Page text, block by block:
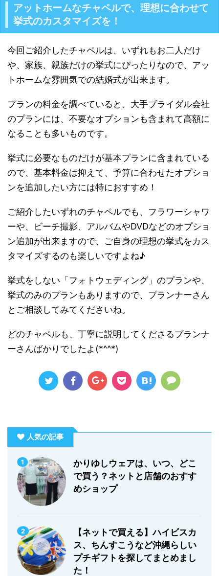
アットホームなチャペルで、理想に合わせて
挙式のカスタマイズを！
今回ご紹介したチャペルは、いずれもお二人だけ
や、家族、親族だけの挙式にぴったりなので、アッ
トホームな雰囲気での結婚式が出来ます。
プランの料金を調べていると、大手ブライダル会社
のプランには、不要なオプションも含まれて高額に
なることも多いものです。
挙式に必要なものだけが基本プランに含まれている
ので、基本料金は抑えて、予算に合わせたオプショ
ンを追加したい方には特におすすめ！
ご紹介したいずれのチャペルでも、フラワーシャワ
ーや、ビーチ撮影、アルバムやDVDなどのオプショ
ン追加が出来ますので、ご自身の理想の挙式をカス
タマイズするのも楽しいですよね♪
挙式をしない「フォトウェディング」のプランや、
挙式のみのプランもありますので、プランナーさん
とご相談してみてくださいね。
どのチャペルも、丁寧に説明してくださるプランナ
ーさんばかりでしたよ(*^^*)
人気の記事
1
かりゆしウェアは、いつ、どこ
で買う？ネットと店舗のおすす
めショップ
2
【ネットで買える】ハイビスカ
ス、ちんすこうなど沖縄らしい
プチギフトを探してまとめまし
た！